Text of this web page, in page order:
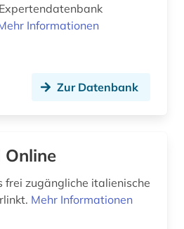
(1)
baden-württemberg (10)
Informationen
Zur Datenbank
Online
zugängliche italienische
Mehr Informationen